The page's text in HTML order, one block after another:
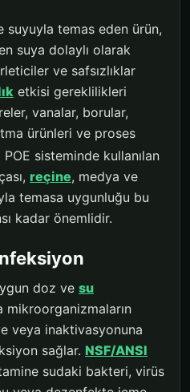
suyuyla temas eden ürün,
suya dolaylı olarak
ve safsızlıklar
etkisi gereklilikleri
vanalar, borular,
ürünleri ve proses
POE sisteminde kullanılan
reçine, medya ve
temasa uygunluğu bu
kadar önemlidir.
doz ve su
mikroorganizmaların
veya inaktivasyonuna
sağlar. NSF/ANSI
sudaki bakteri, virüs